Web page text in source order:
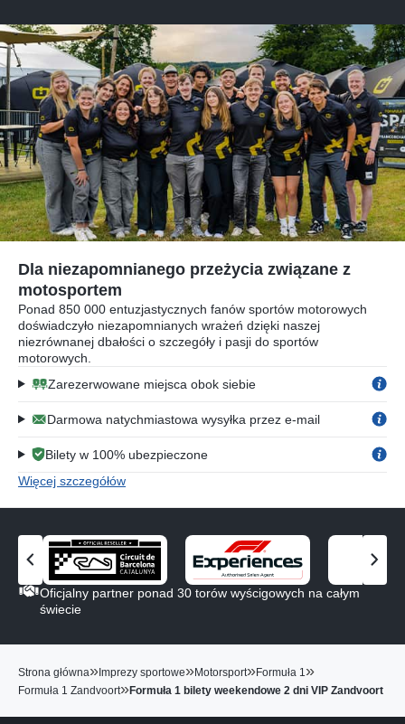
Dla niezapomnianego przeżycia związane z
motosportem
Ponad 850 000 entuzjastycznych fanów sportów motorowych
doświadczyło niezapomnianych wrażeń dzięki naszej
niezrównanej dbałości o szczegóły i pasji do sportów
motorowych.
Zarezerwowane miejsca obok siebie
Darmowa natychmiastowa wysyłka przez e-mail
Bilety w 100% ubezpieczone
Więcej szczegółów
Z
o
p
o
Z
o
a
Oficjalny partner ponad 30 torów wyścigowych na całym
świecie
Strona główna»Imprezy sportowe»Motorsport»Formuła 1 »
Formuła 1 Zandvoort»Formuła 1 bilety weekendowe 2 dni VIP Zandvoort